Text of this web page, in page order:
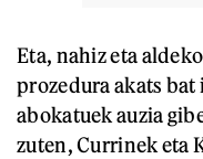
Eta, nahiz eta
prozedura akats bat
abokatuek auzia
zuten, Currinek eta